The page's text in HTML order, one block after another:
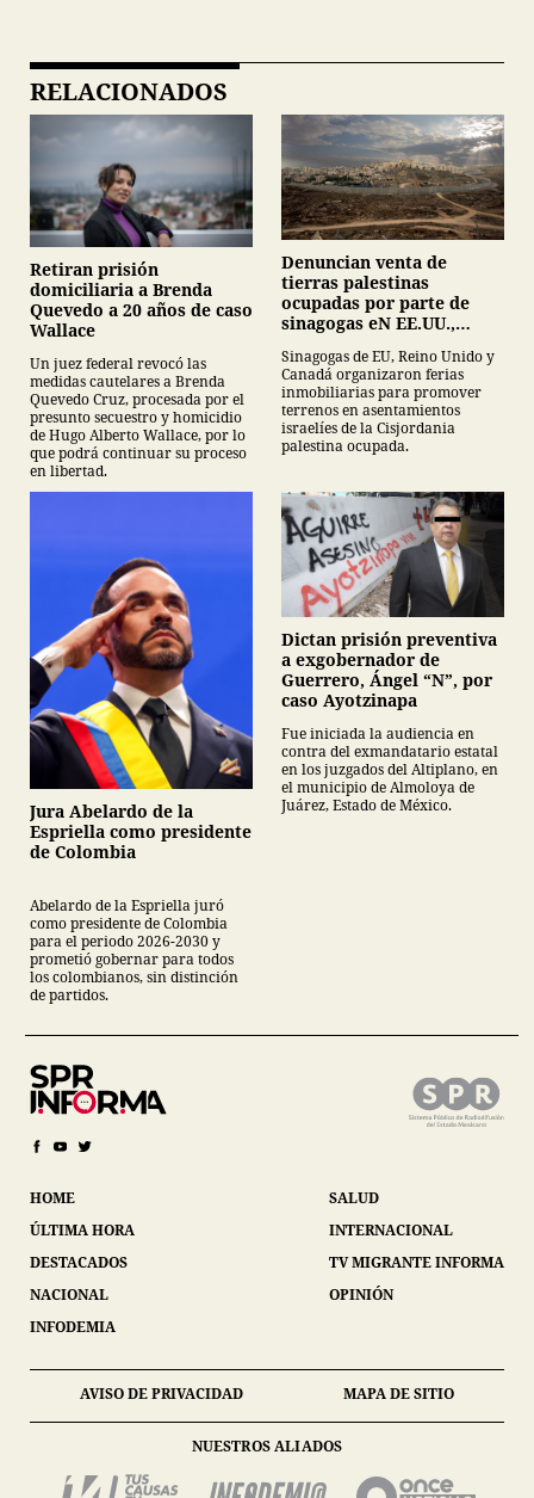
RELACIONADOS
Retiran prisión
domiciliaria a Brenda
Quevedo a 20 años de caso
Wallace
Un juez federal revocó las
medidas cautelares a Brenda
Quevedo Cruz, procesada por el
presunto secuestro y homicidio
de Hugo Alberto Wallace, por lo
que podrá continuar su proceso
en libertad.
Denuncian venta de
tierras palestinas
ocupadas por parte de
sinagogas eN EE.UU.,
Sinagogas de EU, Reino Unido y
Canadá organizaron ferias
inmobiliarias para promover
terrenos en asentamientos
israelíes de la Cisjordania
palestina ocupada.
Jura Abelardo de la
Espriella como presidente
de Colombia
Abelardo de la Espriella juró
como presidente de Colombia
para el periodo 2026-2030 y
prometió gobernar para todos
los colombianos, sin distinción
de partidos.
Dictan prisión preventiva
a exgobernador de
Guerrero, Ángel “N”, por
caso Ayotzinapa
Fue iniciada la audiencia en
contra del exmandatario estatal
en los juzgados del Altiplano, en
el municipio de Almoloya de
Juárez, Estado de México.
HOME
ÚLTIMA HORA
DESTACADOS
NACIONAL
INFODEMIA
SALUD
INTERNACIONAL
TV MIGRANTE INFORMA
OPINIÓN
AVISO DE PRIVACIDAD MAPA DE SITIO
NUESTROS ALIADOS